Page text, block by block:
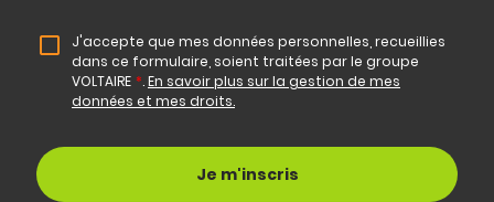
J'accepte que mes données personnelles, recueillies
dans ce formulaire, soient traitées par le groupe
VOLTAIRE *.En savoir plus sur la gestion de mes
données et mes droits.